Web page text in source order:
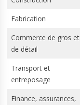
Fabrication
Commerce de gros et
de détail
Transport et
entreposage
Finance, assurances,